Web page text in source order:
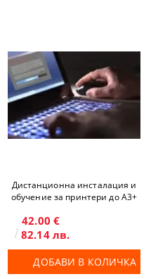
Дистанционна инсталация и
обучение за принтери до А3+
42.00 €
82.14 лв.
ДОБАВИ В КОЛИЧКА